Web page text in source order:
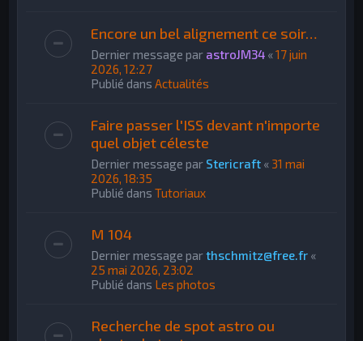
Encore un bel alignement ce soir…
Dernier message par astroJM34 «17 juin
2026, 12:27
Publié dansActualités
Faire passer l'ISS devant n'importe
quel objet céleste
Dernier message par Stericraft « 31 mai
2026, 18:35
Publié dansTutoriaux
M 104
Dernier message parthschmitz@free.fr «
25 mai 2026, 23:02
Publié dans Les photos
Recherche de spot astro ou